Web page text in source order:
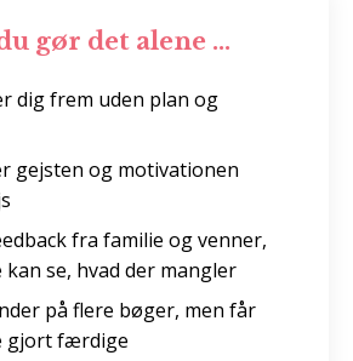
gør det alene ...
dig frem uden plan og
gejsten og motivationen
fra familie og venner,
kan se, hvad der mangler
på flere bøger, men får
gjort færdige